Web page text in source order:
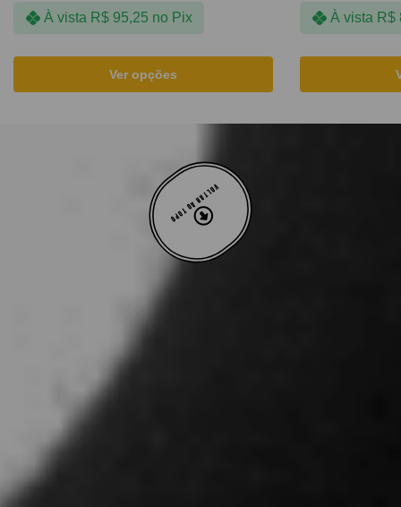
À vista R$95,25 no Pix
Ver opções
À vista R$
VOLTAR AO TOPO